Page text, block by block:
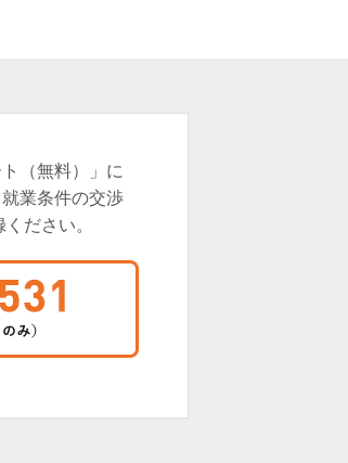
（無料）」に
業条件の交渉
ださい。